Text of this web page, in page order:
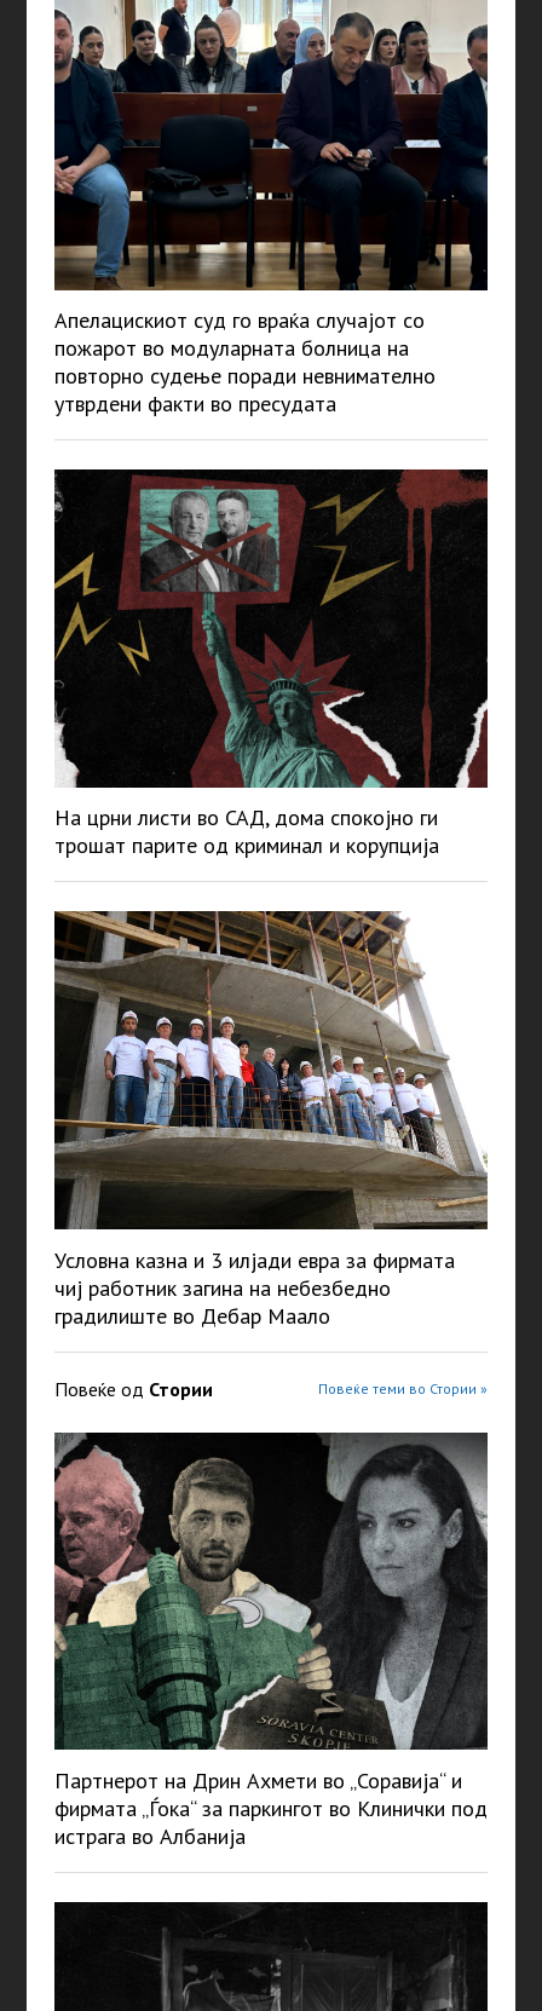
Апелацискиот суд го враќа случајот со
пожарот во модуларната болница на
повторно судење поради невнимателно
утврдени факти во пресудата
На црни листи во САД, дома спокојно ги
трошат парите од криминал и корупција
Условна казна и 3 илјади евра за фирмата
чиј работник загина на небезбедно
градилиште во Дебар Маaло
Повеќе од Стории Повеќе теми во Стории »
Партнерот на Дрин Ахмети во „Соравија“ и
фирмата „Ѓока“ за паркингот во Клинички под
истрага во Албанија